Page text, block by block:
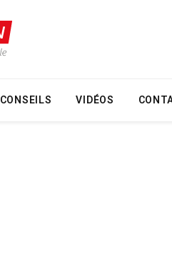
CONSEILS VIDÉOS